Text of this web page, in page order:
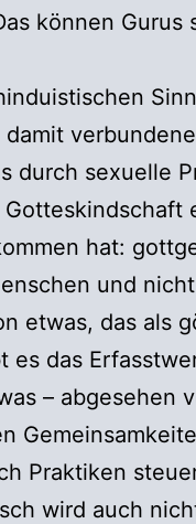
können Gurus
durch sexuelle
hat:
und
etwas, das als
es das
– abgesehen
Praktiken
wird auch